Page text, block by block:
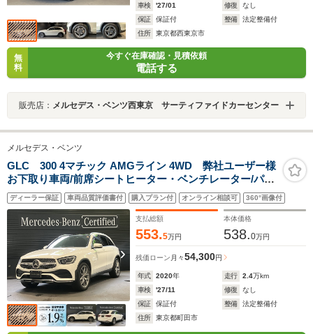
車検
'27/01 修復
なし
保証
保証付 整備
法定整備付
住所
東京都西東京市
無
料
今すぐ在庫確認・見積依頼
電話する
販売店： メルセデス・ベンツ西東京 サーティファイドカーセンター
メルセデス・ベンツ
GLC 300 4マチック AMGライン 4WD 弊社ユーザー様
お下取り車両/前席シートヒーター・ベンチレーター/パノ
ラミックスライディングルーフ/レザーエクスクルーシブ
パッケージ/AMGライン/純正ドライブレコーダー/360度カ
メラシステム/電動リアゲート
ディーラー保証 車両品質評価書付 購入プラン付 オンライン相談可 360°画像付
支払総額
553.5万円
本体価格
538.0万円
残価ローン 月々54,300円
年式 2020年 走行 2.4万km
車検
'27/11 修復
なし
保証
保証付 整備
法定整備付
住所
東京都町田市